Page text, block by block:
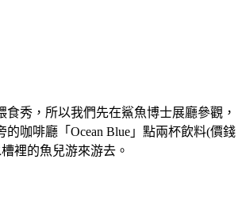
食秀，所以我們先在鯊魚博士展廳參觀，
的咖啡廳「Ocean Blue」點兩杯飲料(價錢
裡的魚兒游來游去。